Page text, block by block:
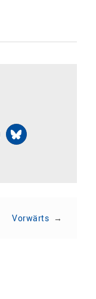
Vorwärts →